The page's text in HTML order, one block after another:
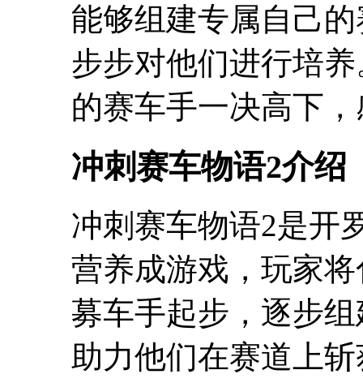
能够组建专属自己
步步对他们进行培
的赛车手一决高下
冲刺赛车物语2介绍
冲刺赛车物语2是开
营养成游戏，玩家
募车手起步，逐步
助力他们在赛道上